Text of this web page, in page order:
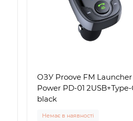
ОЗУ Proove FM Launcher
Power PD-01 2USB+Type-
black
Немає в наявності